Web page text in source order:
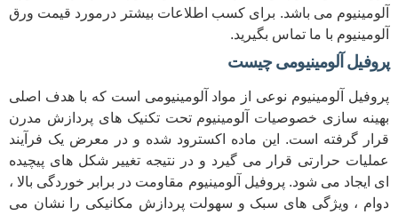
آلومینیوم می باشد. برای کسب اطلاعات بیشتر درمورد قیمت ورق
آلومینیوم با ما تماس بگیرید.
پروفیل آلومینیومی چیست
پروفیل آلومینیوم نوعی از مواد آلومینیومی است که با هدف اصلی
بهینه سازی خصوصیات آلومینیوم تحت تکنیک های پردازش مدرن
قرار گرفته است. این ماده اکسترود شده و در معرض یک فرآیند
عملیات حرارتی قرار می گیرد و در نتیجه تغییر شکل های پیچیده
ای ایجاد می شود. پروفیل آلومینیوم مقاومت در برابر خوردگی بالا ،
دوام ، ویژگی های سبک و سهولت پردازش مکانیکی را نشان می